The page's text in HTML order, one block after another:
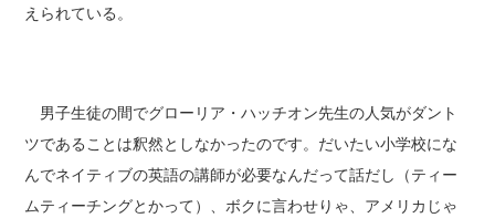
えられている。
男子生徒の間でグローリア・ハッチオン先生の人気がダント
ツであることは釈然としなかったのです。だいたい小学校にな
んでネイティブの英語の講師が必要なんだって話だし（ティー
ムティーチングとかって）、ボクに言わせりゃ、アメリカじゃ